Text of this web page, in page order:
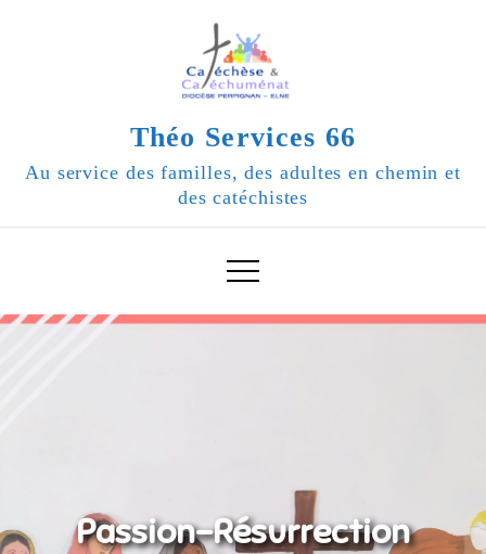
Théo Services 66
Au service des familles, des adultes en chemin et
des catéchistes
Passion-Résurrection